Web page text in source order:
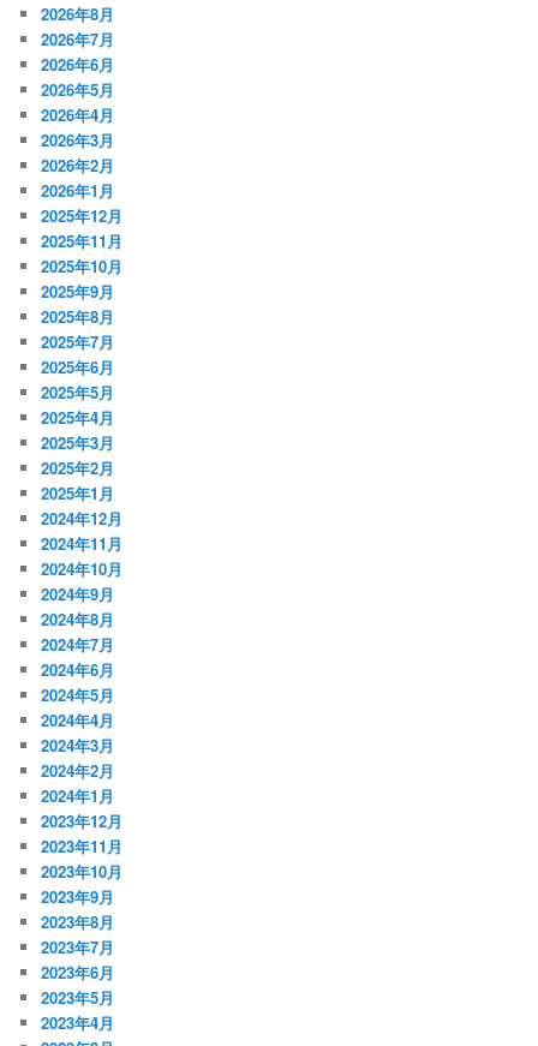
2026年8月
2026年7月
2026年6月
2026年5月
2026年4月
2026年3月
2026年2月
2026年1月
2025年12月
2025年11月
2025年10月
2025年9月
2025年8月
2025年7月
2025年6月
2025年5月
2025年4月
2025年3月
2025年2月
2025年1月
2024年12月
2024年11月
2024年10月
2024年9月
2024年8月
2024年7月
2024年6月
2024年5月
2024年4月
2024年3月
2024年2月
2024年1月
2023年12月
2023年11月
2023年10月
2023年9月
2023年8月
2023年7月
2023年6月
2023年5月
2023年4月